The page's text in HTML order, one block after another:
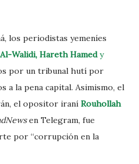
los periodistas yemeníes
Walidi, Hareth Hamedy
por un tribunal hutí por
a la pena capital. Asimismo, el
el opositor iraní Rouhollah
en Telegram, fue
por “corrupción en la